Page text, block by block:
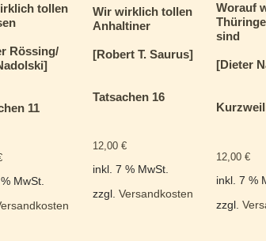
tollen
Rössing/
11
MwSt.
Wir wirklich tollen
Anhaltiner
[Robert T. Saurus]
Tatsachen 16
12,00 €
inkl. 7 % MwSt.
zzgl. Versandkosten
Worauf
sind
[Dieter
12,00€
inkl. 7 %
zzgl.